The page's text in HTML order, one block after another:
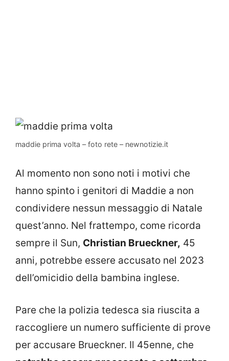
maddie prima volta – foto rete – newnotizie.it
Al momento non sono noti i motivi che
hanno spinto i genitori di Maddie a non
condividere nessun messaggio di Natale
quest’anno. Nel frattempo, come ricorda
sempre il Sun, Christian Brueckner, 45
anni, potrebbe essere accusato nel 2023
dell’omicidio della bambina inglese.
Pare che la polizia tedesca sia riuscita a
raccogliere un numero sufficiente di prove
per accusare Brueckner. Il 45enne, che